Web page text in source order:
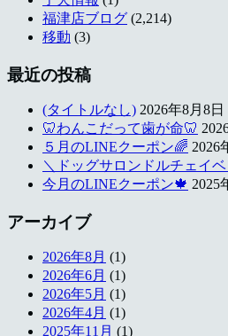
福津店ブログ (2,214)
移動 (3)
最近の投稿
(タイトルなし) 2026年8月8日
🦷わんこだって歯が命🦷
５月のLINEクーポン🌈 2026
＼ドッグサロンドルチェイ
今月のLINEクーポン🍁 2025
アーカイブ
2026年8月 (1)
2026年6月 (1)
2026年5月 (1)
2026年4月 (1)
2025年11月 (1)